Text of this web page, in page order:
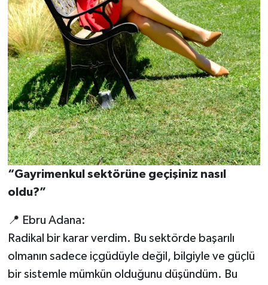
“Gayrimenkul sektörüne geçişiniz nasıl
oldu?”
📍 Ebru Adana:
Radikal bir karar verdim. Bu sektörde başarılı
olmanın sadece içgüdüyle değil, bilgiyle ve güçlü
bir sistemle mümkün olduğunu düşündüm. Bu